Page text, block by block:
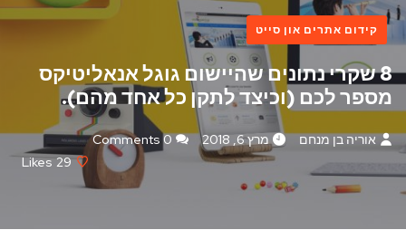
קידום אתרים און סייט
8 שקרי נתונים שהיישום גוגל אנאליטיקס
מספר לכם (וכיצד לתקן כל אחד מהם).
אוריה בן מנחם מרץ 6, 2018
0 Comments
29
Likes